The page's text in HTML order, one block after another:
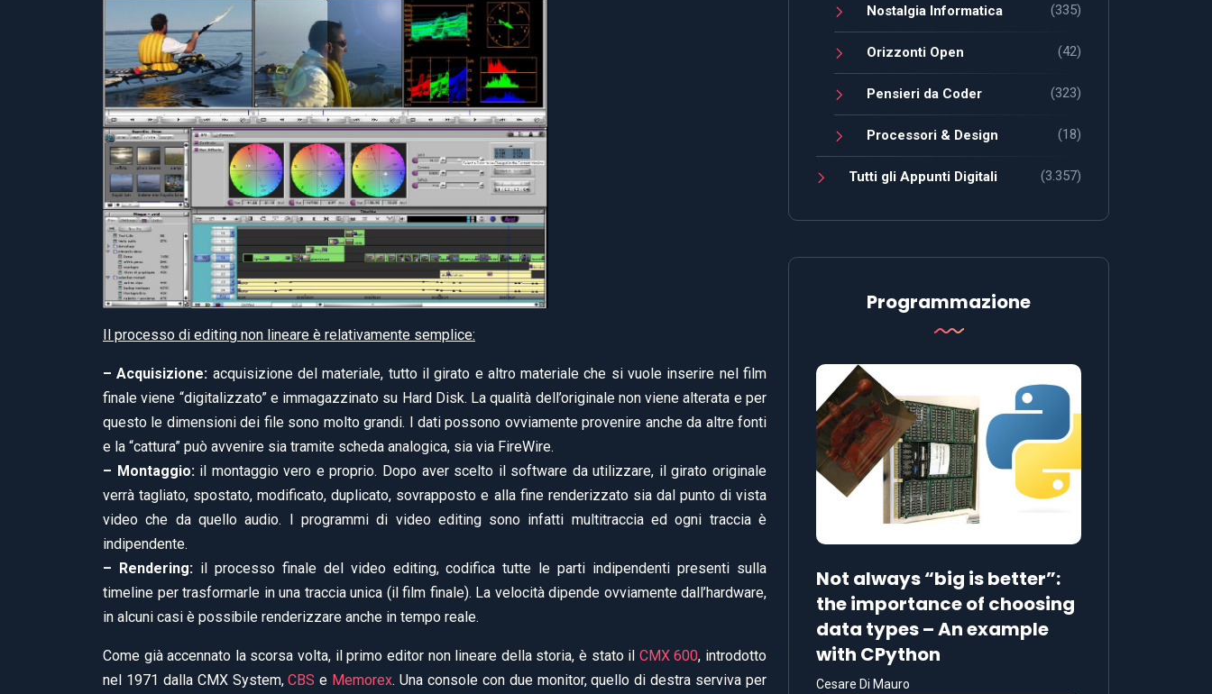
Il processo di editing non lineare è relativamente semplice:
– Acquisizione: acquisizione del materiale, tutto il girato e altro materiale che si vuole inserire nel film
finale viene “digitalizzato” e immagazzinato su Hard Disk. La qualità dell’originale non viene alterata e per
questo le dimensioni dei file sono molto grandi. I dati possono ovviamente provenire anche da altre fonti
e la “cattura” può avvenire sia tramite scheda analogica, sia via FireWire.
– Montaggio:il montaggio vero e proprio. Dopo aver scelto il software da utilizzare, il girato originale
verrà tagliato, spostato, modificato, duplicato, sovrapposto e alla fine renderizzato sia dal punto di vista
video che da quello audio. I programmi di video editing sono infatti multitraccia ed ogni traccia è
indipendente.
– Rendering:il processo finale del video editing, codifica tutte le parti indipendenti presenti sulla
timeline per trasformarle in una traccia unica (il film finale). La velocità dipende ovviamente dall’hardware,
in alcuni casi è possibile renderizzare anche in tempo reale.
Come già accennato la scorsa volta, il primo editor non lineare della storia, è stato il CMX 600, introdotto
nel 1971 dalla CMX System,CBS e Memorex. Una console con due monitor, quello di destra serviva per
Nostalgia Informatica (335)
Orizzonti Open (42)
Pensieri da Coder (323)
Processori & Design (18)
Tutti gli Appunti Digitali (3.357)
Programmazione
Not always “big is better”:
the importance of choosing
data types – An example
with CPython
Cesare Di Mauro